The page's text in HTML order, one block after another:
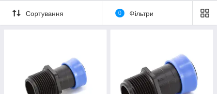
Сортування 0 Фільтри